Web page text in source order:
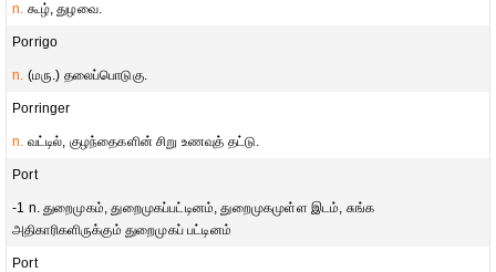
n. கூழ், துழவை.
Porrigo
n. (மரு.) தலைப்பொடுகு.
Porringer
n. வட்டில், குழந்தைகளின் சிறு உணவுத் தட்டு.
Port
-1 n. துறைமுகம், துறைமுகப்பட்டினம், துறைமுகமுள்ள இடம், சுங்க
அதிகாரிகளிருக்கும் துறைமுகப் பட்டினம்
Port